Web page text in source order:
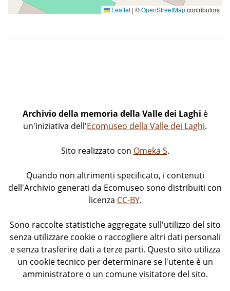
Leaflet | ©OpenStreetMapcontributors
Archivio della memoria della Valle dei Laghi è
un'iniziativa dell'Ecomuseo della Valle dei Laghi.
Sito realizzato con Omeka S.
Quando non altrimenti specificato, i contenuti
dell'Archivio generati da Ecomuseo sono distribuiti con
licenza CC-BY.
Sono raccolte statistiche aggregate sull'utilizzo del sito
senza utilizzare cookie o raccogliere altri dati personali
e senza trasferire dati a terze parti. Questo sito utilizza
un cookie tecnico per determinare se l'utente è un
amministratore o un comune visitatore del sito.